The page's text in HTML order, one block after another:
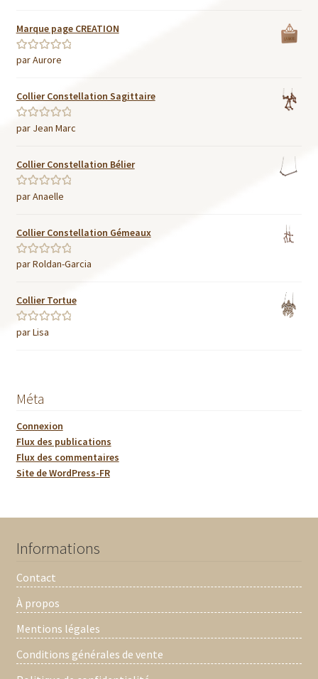
Marque page CREATION
Note5sur 5
par Aurore
Collier Constellation Sagittaire
Note5sur 5
par Jean Marc
Collier Constellation Bélier
Note5sur 5
par Anaelle
Collier Constellation Gémeaux
Note5sur 5
par Roldan-Garcia
Collier Tortue
Note5sur 5
par Lisa
Méta
Connexion
Flux des publications
Flux des commentaires
Site de WordPress-FR
Informations
Contact
À propos
Mentions légales
Conditions générales de vente